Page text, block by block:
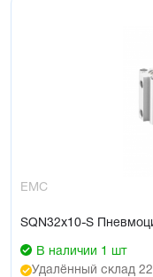
EMC
SQN32x10-S
В наличии 1 шт
Удалённый склад